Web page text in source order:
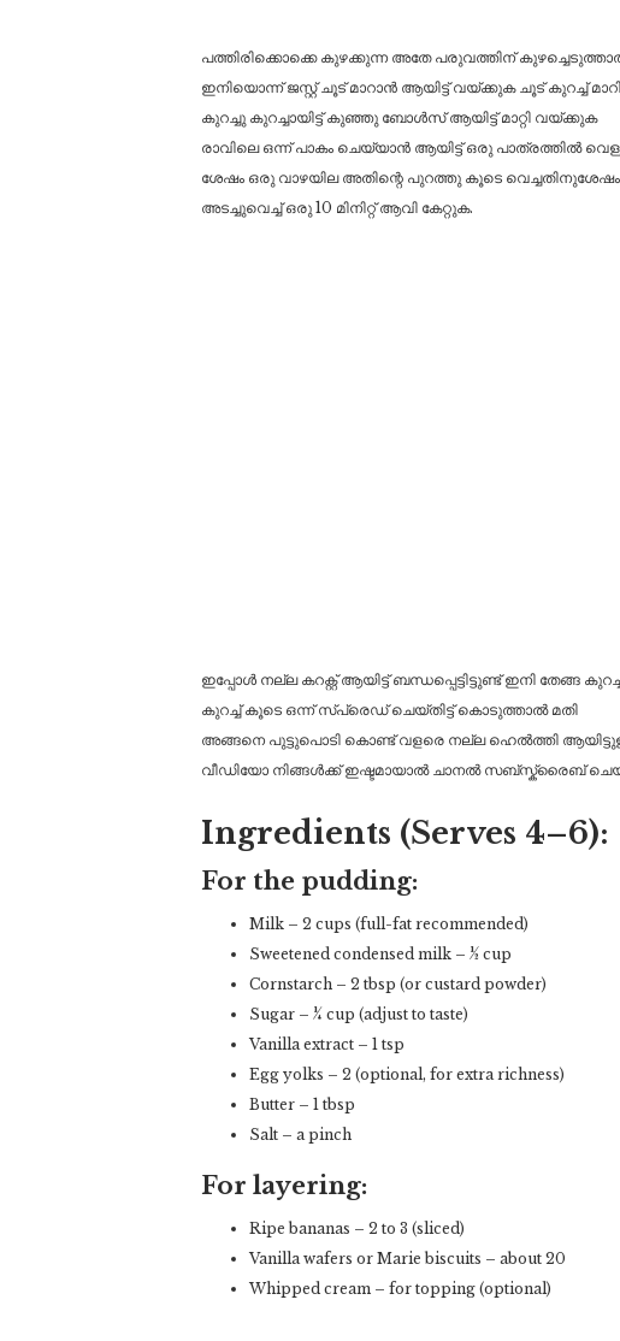
പത്തിരിക്കൊക്കെ കുഴക്കുന്ന അതേ പരുവത്തിന്
ഇനിയൊന്ന് ജസ്റ്റ് ചൂട് മാറാൻ ആയിട്ട് വയ്ക്കുക ചൂട് കുറച്ച്
കുറച്ചു കുറച്ചായിട്ട് കുഞ്ഞു ബോൾസ് ആയിട്ട് മാറ്റി വയ്ക്കുക
രാവിലെ ഒന്ന് പാകം ചെയ്യാൻ ആയിട്ട് ഒരു പാത്രത്തിൽ
ശേഷം ഒരു വാഴയില അതിന്റെ പുറത്തു കൂടെ
അടച്ചുവെച്ച് ഒരു 10 മിനിറ്റ് ആവി കേറ്റുക.
ഇപ്പോൾ നല്ല കറക്റ്റ് ആയിട്ട് ബന്ധപ്പെട്ടിട്ടുണ്ട് ഇനി തേങ്ങ
കുറച്ച് കൂടെ ഒന്ന് സ്പ്രെഡ് ചെയ്തിട്ട് കൊടുത്താൽ മതി
അങ്ങനെ പുട്ടുപൊടി കൊണ്ട് വളരെ നല്ല ഹെൽത്തി
വീഡിയോ നിങ്ങൾക്ക് ഇഷ്ടമായാൽ ചാനൽ സബ്സ്ക്രൈബ്
Ingredients (Serves 4–6):
For the pudding:
Milk – 2 cups (full-fat recommended)
Sweetened condensed milk – ½ cup
Cornstarch – 2 tbsp (or custard powder)
Sugar – ¼ cup (adjust to taste)
Vanilla extract – 1 tsp
Egg yolks – 2 (optional, for extra richness)
Butter – 1 tbsp
Salt – a pinch
For layering:
Ripe bananas – 2 to 3 (sliced)
Vanilla wafers or Marie biscuits – about 20
Whipped cream – for topping (optional)